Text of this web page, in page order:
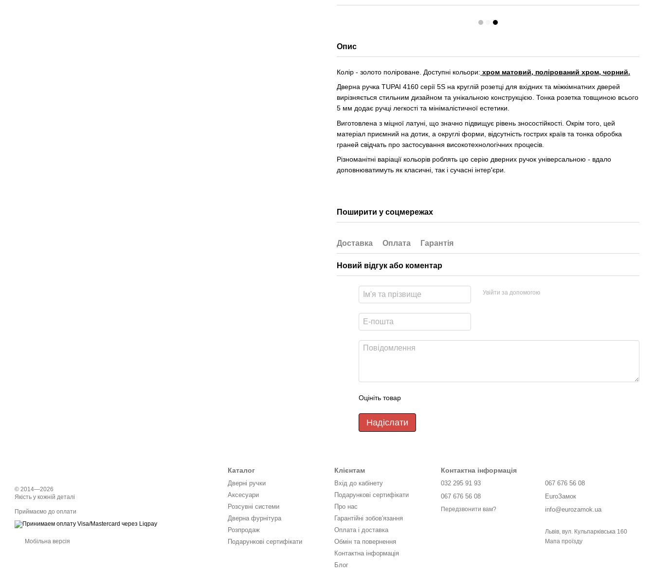
Опис
Колір - золото поліроване. Доступні кольори: хром матовий, полірований хром, чорний.
Дверна ручка TUPAI 4160 серії 5S на круглій розетці для вхідних та міжкімнатних дверей
вирізняється стильним дизайном та унікальною конструкцією. Тонка розетка товщиною всього
5 мм додає ручці легкості та мінімалістичної естетики.
Виготовлена з міцної латуні, що значно підвищує рівень зносостійкості. Окрім того, цей
матеріал приємний на дотик, а округлі форми, відсутність гострих країв та тонка обробка
граней свідчать про застосування високотехнологічних процесів.
Різноманітні варіації кольорів роблять цю серію дверних ручок універсальною - вдало
доповнюватимуть як класичні, так і сучасні інтер'єри.
Поширити у соцмережах
Доставка Оплата Гарантія
Новий відгук або коментар
Увійти за допомогою
Оцініть товар
Надіслати
© 2014—2026
Якість у кожній деталі
Приймаємо до оплати
Мобільна версія
Каталог
Дверні ручки
Аксесуари
Розсувні системи
Дверна фурнітура
Розпродаж
Подарункові сертифікати
Клієнтам
Вхід до кабінету
Подарункові сертифікати
Про нас
Гарантійні зобов'язання
Оплата і доставка
Обмін та повернення
Контактна інформація
Блог
Контактна інформація
032 295 91 93
067 676 56 08
Передзвонити вам?
067 676 56 08
EuroЗамок
info@eurozamok.ua
Львів, вул. Кульпарківська 160
Мапа проїзду